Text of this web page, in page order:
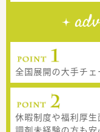
全国展開の大手チェ
休暇制度や福利厚生
調剤未経験の方も安